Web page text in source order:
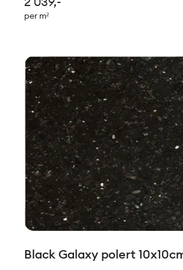
utseende som treffer veldig mange.
Ypperlig i kombinasjon med
per m²
Black Galaxy polert